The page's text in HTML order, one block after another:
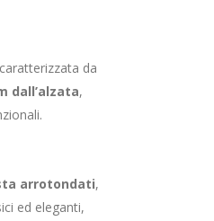
da
dall’alzata,
arrotondati,
ed eleganti,